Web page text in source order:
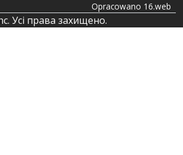
Opracowano 16.web
Усі права захищено.